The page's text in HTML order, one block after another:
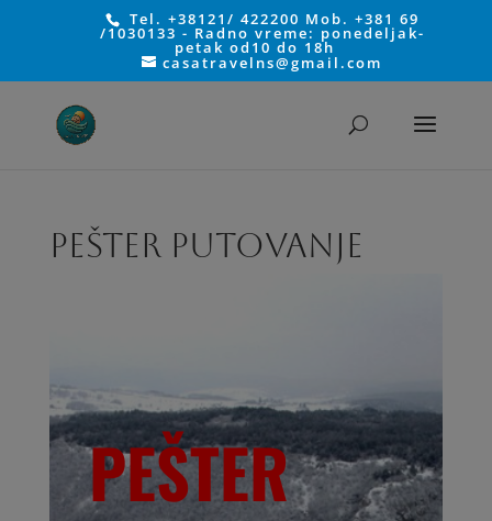
Tel. +38121/ 422200 Mob. +381 69
/1030133 - Radno vreme: ponedeljak-
petak od10 do 18h
casatravelns@gmail.com
Pešter Putovanje
PEŠTER